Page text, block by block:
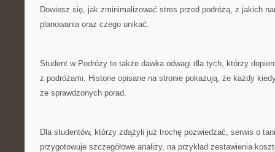
Dowiesz się, jak zminimalizować stres przed podróżą, z jakich
planowania oraz czego unikać.
Student w Podróży to także dawka odwagi dla tych, którzy
z podróżami. Historie opisane na stronie pokazują, że każdy
ze sprawdzonych porad.
Dla studentów, którzy zdążyli już trochę pozwiedzać, serwis o
przygotowuje szczegółowe analizy, na przykład zestawienia